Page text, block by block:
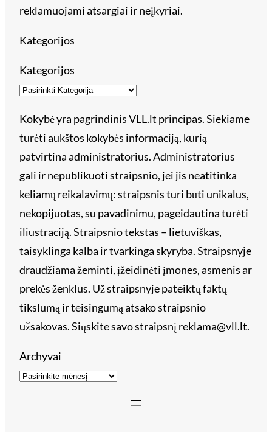
reklamuojami atsargiai ir neįkyriai.
Kategorijos
Kategorijos
Kokybė yra pagrindinis VLL.lt principas. Siekiame
turėti aukštos kokybės informaciją, kurią
patvirtina administratorius. Administratorius
gali ir nepublikuoti straipsnio, jei jis neatitinka
keliamų reikalavimų: straipsnis turi būti unikalus,
nekopijuotas, su pavadinimu, pageidautina turėti
iliustraciją. Straipsnio tekstas – lietuviškas,
taisyklinga kalba ir tvarkinga skyryba. Straipsnyje
draudžiama žeminti, įžeidinėti įmones, asmenis ar
prekės ženklus. Už straipsnyje pateiktų faktų
tikslumą ir teisingumą atsako straipsnio
užsakovas. Siųskite savo straipsnį reklama@vll.lt.
Archyvai